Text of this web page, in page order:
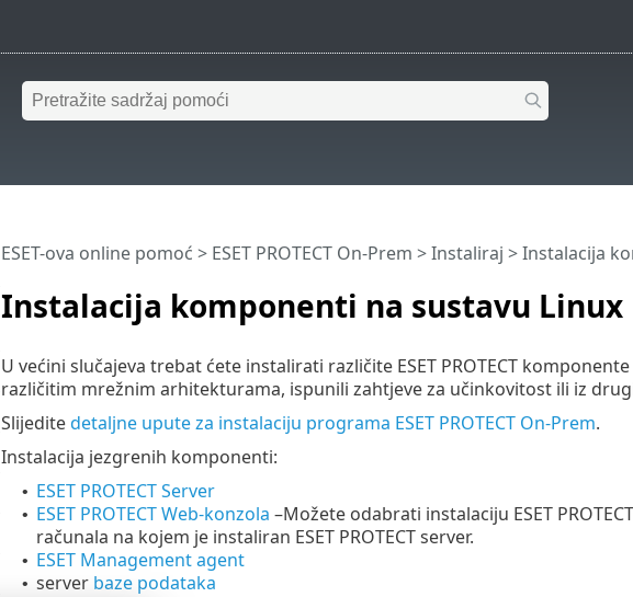
Instalacija komponenti na sustavu Linux
ESET-ova online pomoć > ESET PROTECT On-Prem >Instaliraj > Instalacija
U većini slučajeva trebat ćete instalirati različite ESET PROTECT
različitim mrežnim arhitekturama, ispunili zahtjeve za učinkovitost ili iz
Slijeditedetaljne upute za instalaciju programa ESET PROTECT On-Prem.
Instalacija jezgrenih komponenti:
• ESET PROTECT Server
• ESET PROTECT Web-konzola –Možete odabrati instalaciju ESET
računala na kojem je instaliran ESET PROTECT server.
• ESET Management agent
• server baze podataka